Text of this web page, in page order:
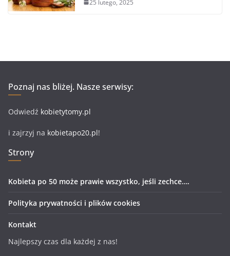
25 lutego, 2025
Poznaj nas bliżej. Nasze serwisy:
Odwiedź kobietytomy.pl
i zajrzyj na kobietapo20.pl!
Strony
Kobieta po 50 może prawie wszystko, jeśli zechce….
Polityka prywatności i plików cookies
Kontakt
Najlepszy czas dla każdej z nas!